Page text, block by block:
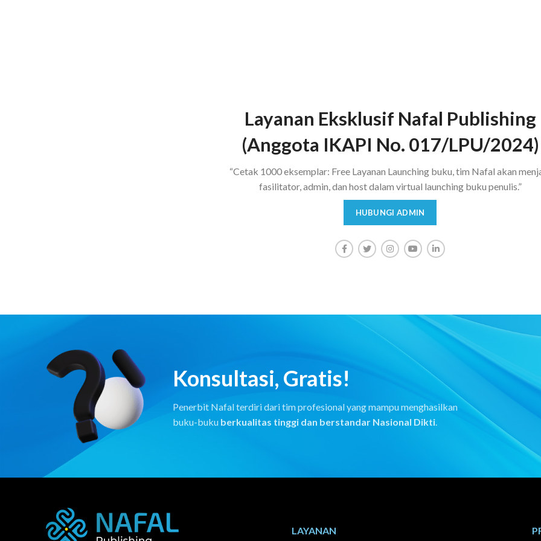
Layanan Eksklusif Nafal Publishing
(Anggota IKAPI No. 017/LPU/2024)
“Cetak 1000 eksemplar: Free Layanan Launching buku, tim Nafal akan
fasilitator, admin, dan host dalam virtual launching buku penulis.”
HUBUNGI ADMIN
Konsultasi, Gratis!
Penerbit Nafal terdiri dari tim profesional yang mampu menghasilkan
buku-buku berkualitas tinggi dan berstandar Nasional Dikti.
LAYANAN